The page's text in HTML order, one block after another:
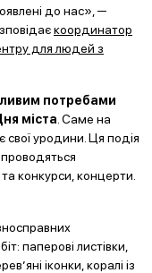
до нас», ─
координатор
для людей з
потребами
міста . Саме на
свої уродини. Ця подія
та конкурси, концерти.
паперові листівки,
іконки, коралі із